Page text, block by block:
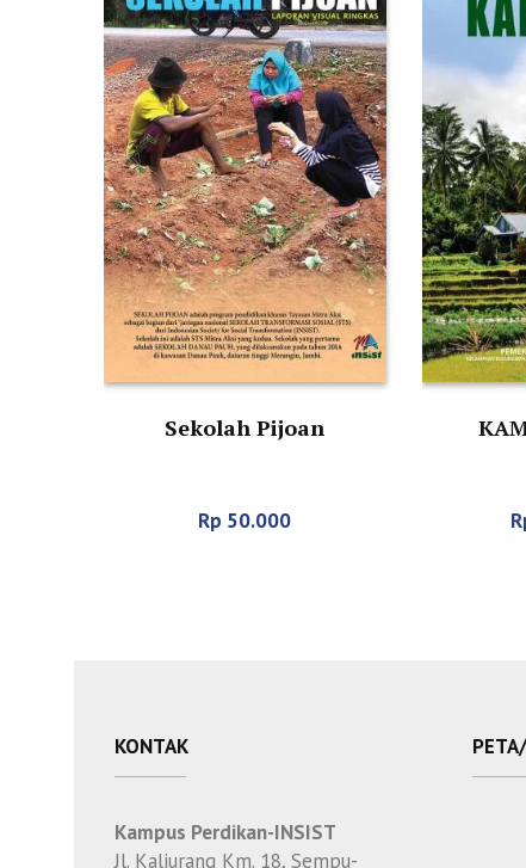
Sekolah Pijoan
Rp 50.000
KONTAK
Kampus Perdikan-INSIST
Jl. Kaliurang Km. 18, Sempu-